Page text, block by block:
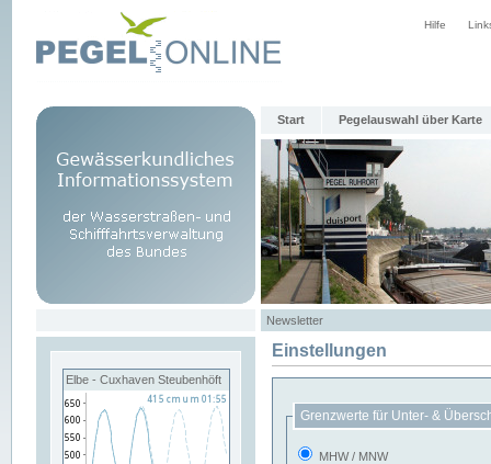
Hilfe
Start Pegelauswahl über Karte
Newsletter
Elbe - Cuxhaven Steubenhöft
Einstellungen
Grenzwerte für Unter- &
MHW / MNW